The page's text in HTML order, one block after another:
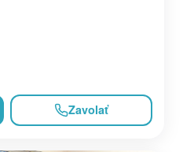
Zavolať